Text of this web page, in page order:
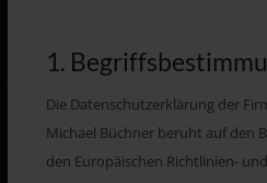
1.
Die Datenschutzerklärung der
Michael Büchner beruht auf den
den Europäischen Richtlinien-